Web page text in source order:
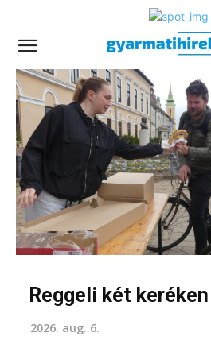
Reggeli két keréken
2026. aug. 6.